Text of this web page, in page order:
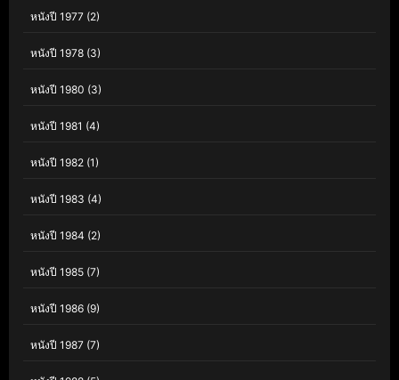
หนังปี 1977 (2)
หนังปี 1978 (3)
หนังปี 1980 (3)
หนังปี 1981 (4)
หนังปี 1982 (1)
หนังปี 1983 (4)
หนังปี 1984 (2)
หนังปี 1985 (7)
หนังปี 1986 (9)
หนังปี 1987 (7)